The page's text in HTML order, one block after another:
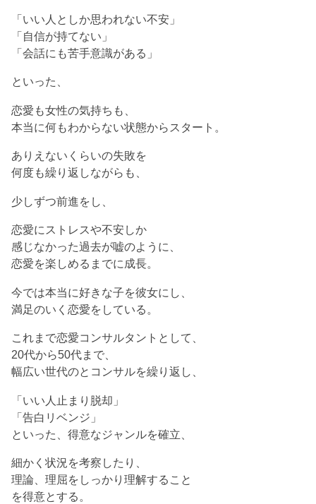
「いい人としか思われない不安」
「自信が持てない」
「会話にも苦手意識がある」
といった、
恋愛も女性の気持ちも、
本当に何もわからない状態からスタート。
ありえないくらいの失敗を
何度も繰り返しながらも、
少しずつ前進をし、
恋愛にストレスや不安しか
感じなかった過去が嘘のように、
恋愛を楽しめるまでに成長。
今では本当に好きな子を彼女にし、
満足のいく恋愛をしている。
これまで恋愛コンサルタントとして、
20代から50代まで、
幅広い世代のとコンサルを繰り返し、
「いい人止まり脱却」
「告白リベンジ」
といった、得意なジャンルを確立、
細かく状況を考察したり、
理論、理屈をしっかり理解すること
を得意とする。